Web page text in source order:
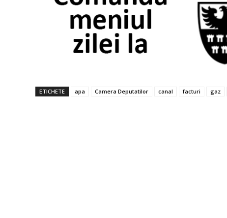
ETICHETE apa Camera Deputatilor canal facturi gaz